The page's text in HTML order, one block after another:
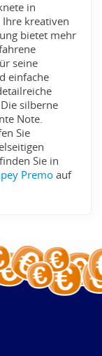
in
kreativen
bietet mehr
seine
einfache
silberne
Note.
Sie
Sie in
Premo auf